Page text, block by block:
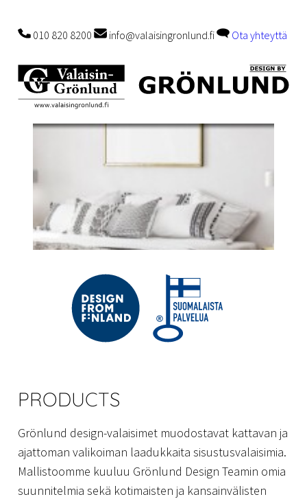
010 820 8200 info@valaisingronlund.fi Ota yhteyttä
PRODUCTS
Grönlund design-valaisimet muodostavat kattavan ja
ajattoman valikoiman laadukkaita sisustusvalaisimia.
Mallistoomme kuuluu Grönlund Design Teamin omia
suunnitelmia sekä kotimaisten ja kansainvälisten